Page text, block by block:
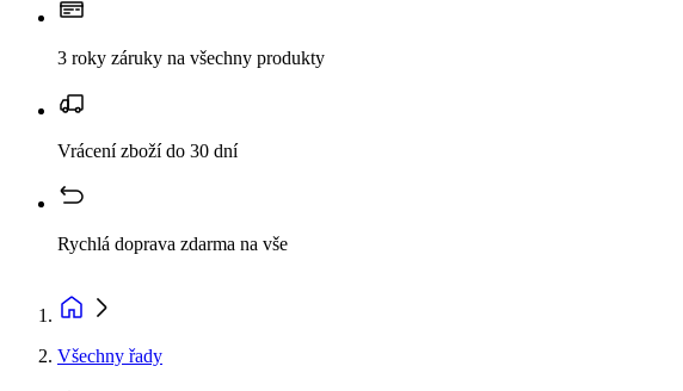
3 roky záruky na všechny produkty
Vrácení zboží do 30 dní
Rychlá doprava zdarma na vše
Všechny řady